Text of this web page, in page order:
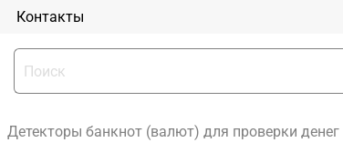
Контакты
Детекторы банкнот (валют) для проверки денег